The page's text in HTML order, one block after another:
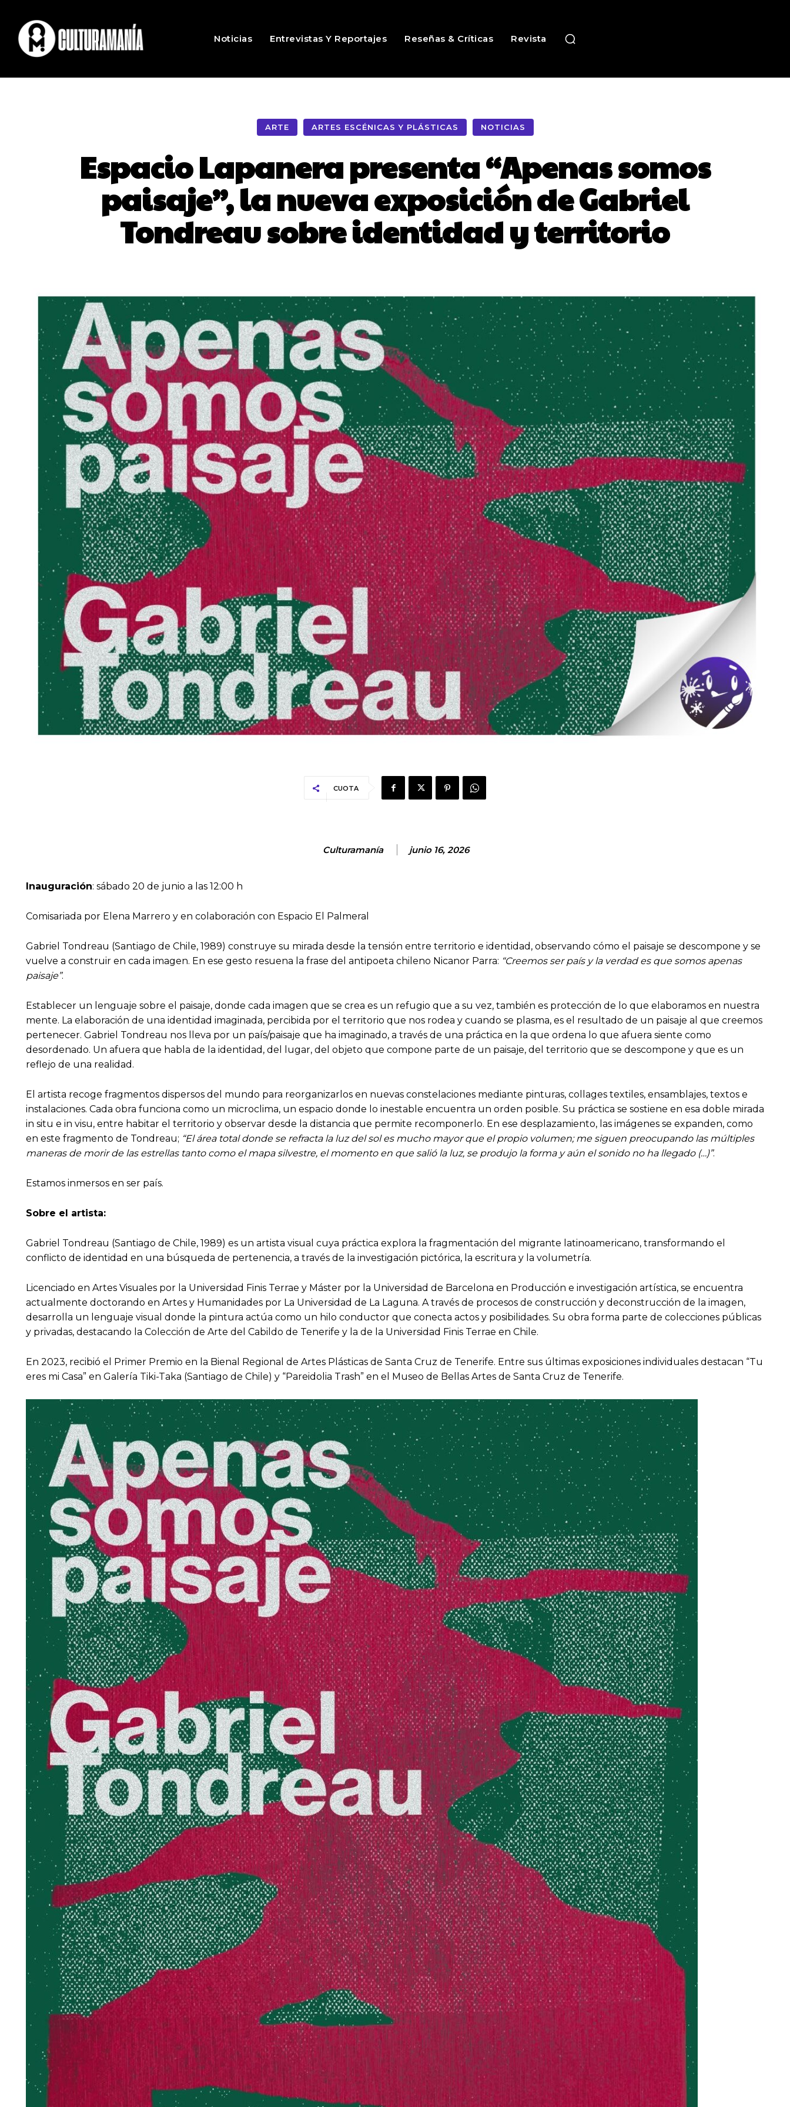
Noticias Entrevistas Y Reportajes Reseñas & Críticas Revista
ARTE ARTES ESCÉNICAS Y PLÁSTICAS NOTICIAS
Espacio Lapanera presenta “Apenas somos
paisaje”, la nueva exposición de Gabriel
Tondreau sobre identidad y territorio
CUOTA
Culturamanía junio 16, 2026
Inauguración: sábado 20 de junio a las 12:00 h
Comisariada por Elena Marrero y en colaboración con Espacio El Palmeral
Gabriel Tondreau (Santiago de Chile, 1989) construye su mirada desde la tensión entre territorio e identidad, observando cómo el paisaje se descompone y se
vuelve a construir en cada imagen. En ese gesto resuena la frase del antipoeta chileno Nicanor Parra: “Creemos ser país y la verdad es que somos apenas
paisaje”.
Establecer un lenguaje sobre el paisaje, donde cada imagen que se crea es un refugio que a su vez, también es protección de lo que elaboramos en nuestra
mente. La elaboración de una identidad imaginada, percibida por el territorio que nos rodea y cuando se plasma, es el resultado de un paisaje al que creemos
pertenecer. Gabriel Tondreau nos lleva por un país/paisaje que ha imaginado, a través de una práctica en la que ordena lo que afuera siente como
desordenado. Un afuera que habla de la identidad, del lugar, del objeto que compone parte de un paisaje, del territorio que se descompone y que es un
reflejo de una realidad.
El artista recoge fragmentos dispersos del mundo para reorganizarlos en nuevas constelaciones mediante pinturas, collages textiles, ensamblajes, textos e
instalaciones. Cada obra funciona como un microclima, un espacio donde lo inestable encuentra un orden posible. Su práctica se sostiene en esa doble mirada
in situ e in visu, entre habitar el territorio y observar desde la distancia que permite recomponerlo. En ese desplazamiento, las imágenes se expanden, como
en este fragmento de Tondreau; “El área total donde se refracta la luz del sol es mucho mayor que el propio volumen; me siguen preocupando las múltiples
maneras de morir de las estrellas tanto como el mapa silvestre, el momento en que salió la luz, se produjo la forma y aún el sonido no ha llegado (…)”.
Estamos inmersos en ser país.
Sobre el artista:
Gabriel Tondreau (Santiago de Chile, 1989) es un artista visual cuya práctica explora la fragmentación del migrante latinoamericano, transformando el
conflicto de identidad en una búsqueda de pertenencia, a través de la investigación pictórica, la escritura y la volumetría.
Licenciado en Artes Visuales por la Universidad Finis Terrae y Máster por la Universidad de Barcelona en Producción e investigación artística, se encuentra
actualmente doctorando en Artes y Humanidades por La Universidad de La Laguna. A través de procesos de construcción y deconstrucción de la imagen,
desarrolla un lenguaje visual donde la pintura actúa como un hilo conductor que conecta actos y posibilidades. Su obra forma parte de colecciones públicas
y privadas, destacando la Colección de Arte del Cabildo de Tenerife y la de la Universidad Finis Terrae en Chile.
En 2023, recibió el Primer Premio en la Bienal Regional de Artes Plásticas de Santa Cruz de Tenerife. Entre sus últimas exposiciones individuales destacan “Tu
eres mi Casa” en Galería Tiki-Taka (Santiago de Chile) y “Pareidolia Trash” en el Museo de Bellas Artes de Santa Cruz de Tenerife.